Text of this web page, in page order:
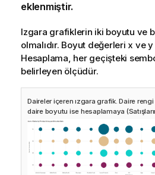
eklenmiştir.
Izgara grafiklerin iki boyutu ve
olmalıdır. Boyut değerleri x ve
Hesaplama, her geçişteki
belirleyen ölçüdür.
Daireler içeren ızgara grafik. Daire
daire boyutu ise hesaplamaya